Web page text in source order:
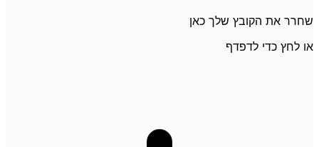
שחרר את הקובץ שלך כאן
או לחץ כדי לדפדף